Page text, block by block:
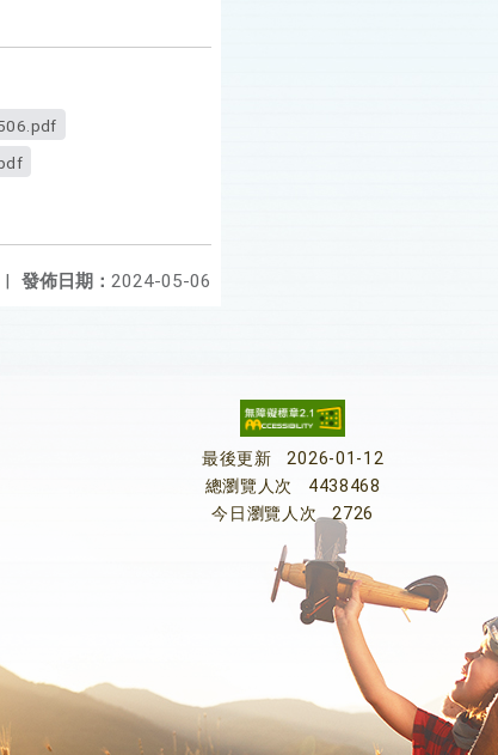
發佈日期： 2024-05-06
|
最後更新
2026-01-12
總瀏覽人次
4438468
今日瀏覽人次
2726